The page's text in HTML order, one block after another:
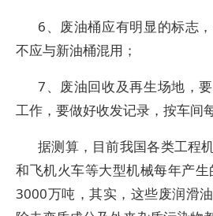
6、废油桶应有明显的标志
不应与新油桶混用；
7、废油回收及再生场地，
工作，要做好收发记录，按车间
据测算，目前我国各类工程
和飞机火车等大型机械每年产
3000万吨，其实，这些废润滑